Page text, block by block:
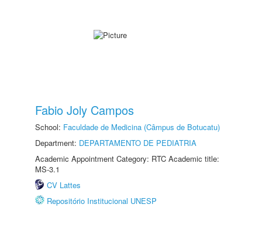
Fabio Joly Campos
School: Faculdade de Medicina (Câmpus de Botucatu)
Department: DEPARTAMENTO DE PEDIATRIA
Academic Appointment Category: RTC Academic title:
MS-3.1
CV Lattes
Repositório Institucional UNESP